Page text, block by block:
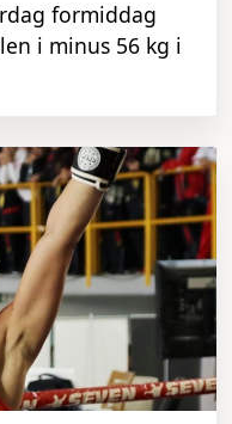
formiddag
i minus 56 kg i